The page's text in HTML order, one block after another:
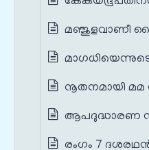
മഞ്ജുളവാണീ
മാഗധിയെന്നുടെ
നൂതനമായി മമ
ആപദുദ്ധാരണ
രംഗം 7